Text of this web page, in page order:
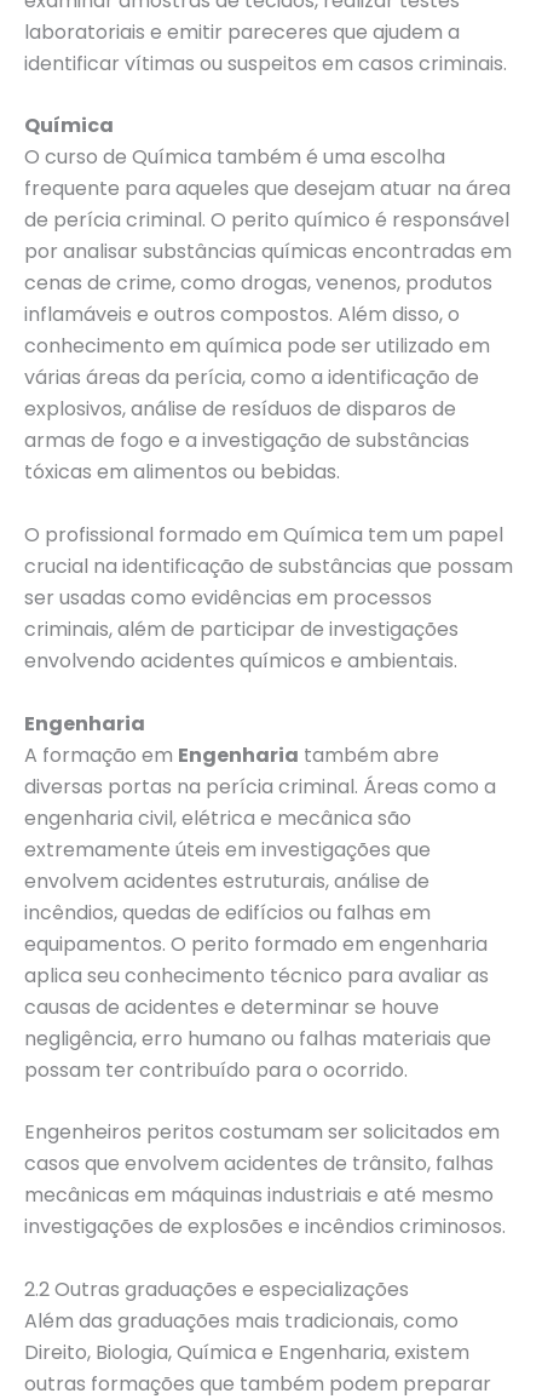
laboratoriais e emitir pareceres que ajudem a
identificar vítimas ou suspeitos em casos criminais.
Química
O curso de Química também é uma escolha
frequente para aqueles que desejam atuar na área
de perícia criminal. O perito químico é responsável
por analisar substâncias químicas encontradas em
cenas de crime, como drogas, venenos, produtos
inflamáveis e outros compostos. Além disso, o
conhecimento em química pode ser utilizado em
várias áreas da perícia, como a identificação de
explosivos, análise de resíduos de disparos de
armas de fogo e a investigação de substâncias
tóxicas em alimentos ou bebidas.
O profissional formado em Química tem um papel
crucial na identificação de substâncias que possam
ser usadas como evidências em processos
criminais, além de participar de investigações
envolvendo acidentes químicos e ambientais.
Engenharia
A formação em Engenharia também abre
diversas portas na perícia criminal. Áreas como a
engenharia civil, elétrica e mecânica são
extremamente úteis em investigações que
envolvem acidentes estruturais, análise de
incêndios, quedas de edifícios ou falhas em
equipamentos. O perito formado em engenharia
aplica seu conhecimento técnico para avaliar as
causas de acidentes e determinar se houve
negligência, erro humano ou falhas materiais que
possam ter contribuído para o ocorrido.
Engenheiros peritos costumam ser solicitados em
casos que envolvem acidentes de trânsito, falhas
mecânicas em máquinas industriais e até mesmo
investigações de explosões e incêndios criminosos.
2.2 Outras graduações e especializações
Além das graduações mais tradicionais, como
Direito, Biologia, Química e Engenharia, existem
outras formações que também podem preparar